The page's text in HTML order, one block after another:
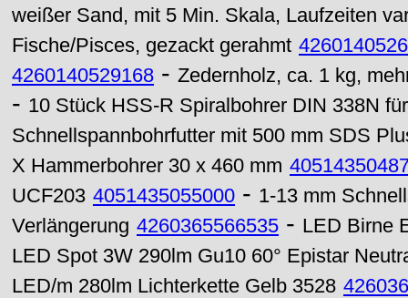
weißer Sand, mit 5 Min. Skala, Laufzeiten
Fische/Pisces, gezackt gerahmt
4260140529168 - Zedernholz, ca. 1 kg,
- 10 Stück HSS-R Spiralbohrer DIN 338N
Schnellspannbohrfutter mit 500 mm SDS
X Hammerbohrer 30 x 460 mm
UCF203 4051435055000 - 1-13 mm
Verlängerung 4260365566535 - LED Birne
LED Spot 3W 290lm Gu10 60° Epistar
LED/m 280lm Lichterkette Gelb 3528